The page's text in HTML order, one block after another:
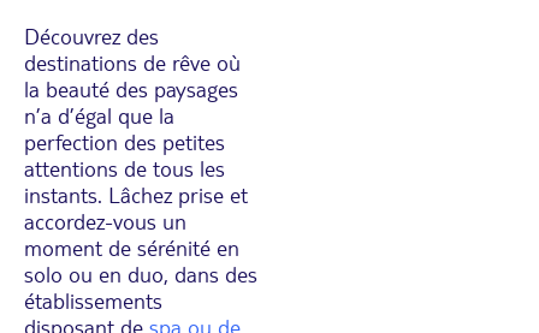
Découvrez des
destinations de rêve où
la beauté des paysages
n’a d’égal que la
perfection des petites
attentions de tous les
instants. Lâchez prise et
accordez-vous un
moment de sérénité en
solo ou en duo, dans des
établissements
disposant de spa ou de